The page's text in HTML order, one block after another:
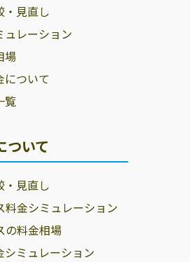
・見直し
ュレーション
場
について
覧
ついて
・見直し
料金シミュレーション
の料金相場
シミュレーション